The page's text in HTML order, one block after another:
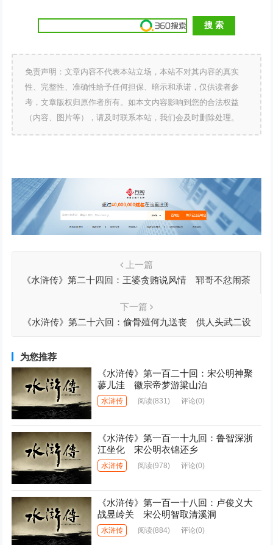
免责声明：文章内容不代表本站立场，本站不对其内容的真实
性、完整性、准确性给予任何担保、暗示和承诺，仅供读者参
考，文章版权归原作者所有。如本文内容影响到您的合法权益
（内容、图片等），请及时联系本站，我们会及时删除处理。
上一篇
《水浒传》第二十四回：王婆贪贿说风情 郓哥不忿闹茶
下一篇
《水浒传》第二十六回：偷骨殖何九送丧 供人头武二设
为您推荐
《水浒传》第一百二十回：宋公明神聚
蓼儿洼 徽宗帝梦游梁山泊
水浒传 阅读(831) 评论(0)
《水浒传》第一百一十九回：鲁智深浙
江坐化 宋公明衣锦还乡
水浒传 阅读(978) 评论(0)
《水浒传》第一百一十八回：卢俊义大
战昱岭关 宋公明智取清溪洞
水浒传 阅读(884) 评论(0)